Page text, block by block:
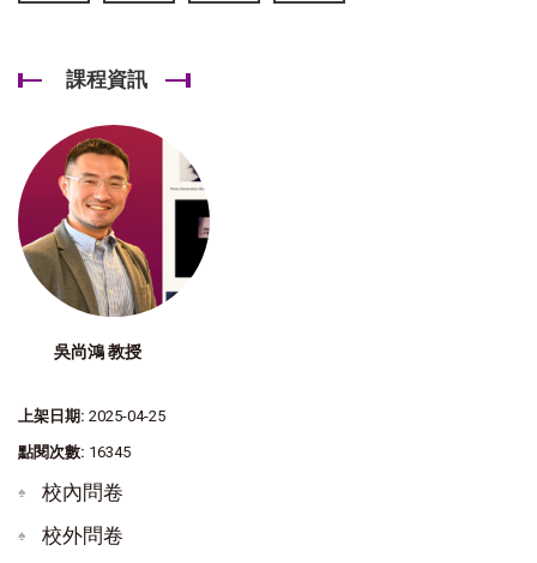
課程資訊
吳尚鴻 教授
上架日期: 2025-04-25
點閱次數: 16345
校內問卷
校外問卷